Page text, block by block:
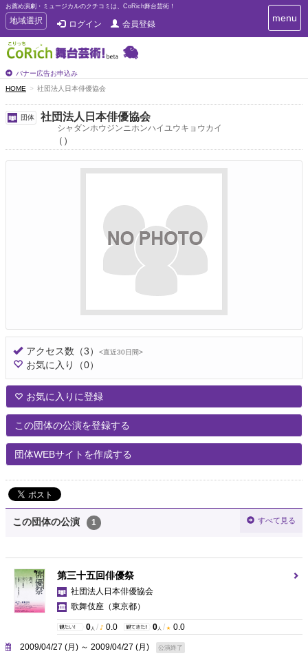
お薦め演劇・ミュージカルのクチコミは、CoRich舞台芸術！
T
o
g
g
e
n
a
v
i
a
t
地域選択 ログイン 会員登録
バナー広告お申込み
T
o
menu
HOME 社団法人日本俳優協会
団体 社団法人日本俳優協会
シャダンホウジンニホンハイユウキョウカイ
（）
アクセス数 （3） <直近30日間>
お気に入り （0）
お気に入りに登録
この団体の公演を登録する
団体WEBサイトを作成する
この団体の公演 1 すべて見る
第三十五回俳優祭
社団法人日本俳優協会
歌舞伎座 （東京都）
0 人 / 0.0 0 人 / 0.0
2009/04/27 (月) ～ 2009/04/27 (月) 公演終了